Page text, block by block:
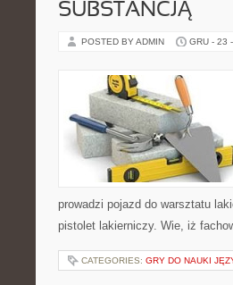
SUBSTANCJĄ
POSTED BY ADMIN GRU - 23
prowadzi pojazd do warsztatu
pistolet lakierniczy. Wie, iż
CATEGORIES: GRY DO NAUKI